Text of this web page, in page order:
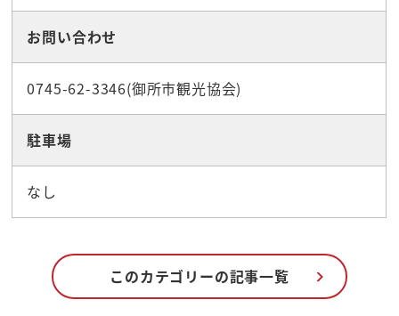
お問い合わせ
0745-62-3346(御所市観光協会)
駐車場
なし
このカテゴリーの記事一覧